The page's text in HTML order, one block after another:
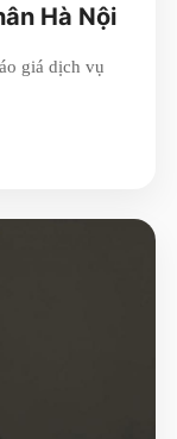
Hà Nội
giá dịch vụ